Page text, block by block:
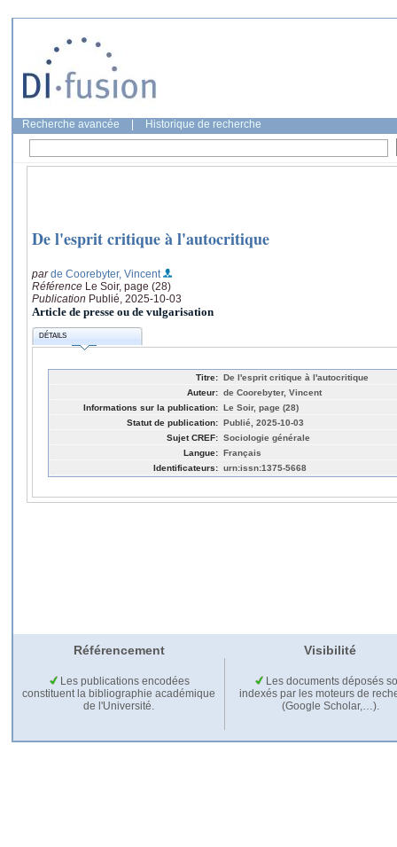
Recherche avancée Historique de recherche
De l'esprit critique à l'autocritique
parde Coorebyter, Vincent
Référence Le Soir, page (28)
Publication Publié, 2025-10-03
Article de presse ou de vulgarisation
DÉTAILS
Titre: De l'esprit critique à l'autocritique
Auteur: de Coorebyter, Vincent
Informations sur la publication: Le Soir, page (28)
Statut de publication: Publié, 2025-10-03
Sujet CREF: Sociologie générale
Langue: Français
Identificateurs: urn:issn:1375-5668
Référencement Visibilité
Les publications encodées
constituent la bibliographie académique
de l'Université.
Les documents déposés
indexés par les moteurs de
(Google Scholar,…).